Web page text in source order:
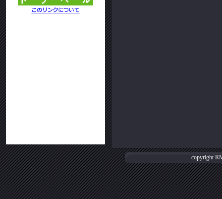
copyright